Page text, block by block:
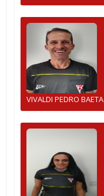
VIVALDI PEDRO BAETA